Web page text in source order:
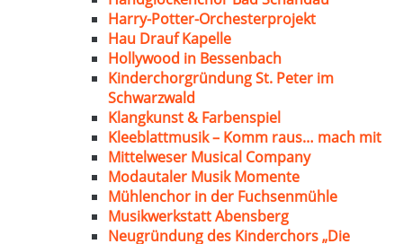
Harry-Potter-Orchesterprojekt
Hau Drauf Kapelle
Hollywood in Bessenbach
Kinderchorgründung St. Peter im
Schwarzwald
Klangkunst & Farbenspiel
Kleeblattmusik – Komm raus… mach mit
Mittelweser Musical Company
Modautaler Musik Momente
Mühlenchor in der Fuchsenmühle
Musikwerkstatt Abensberg
Neugründung des Kinderchors „Die